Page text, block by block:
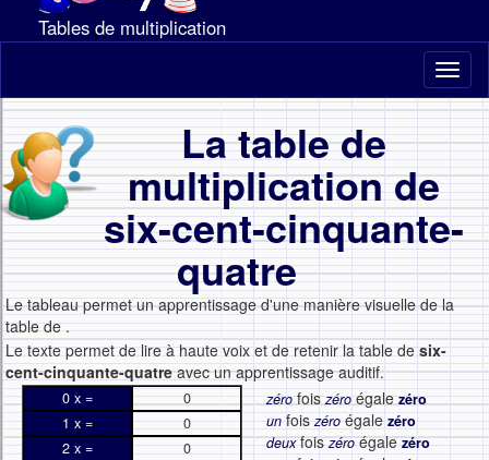
Tables de multiplication
La table de
multiplication de
six-cent-cinquante-
quatre
Le tableau permet un apprentissage d'une manière visuelle de la
table de .
Le texte permet de lire à haute voix et de retenir la table de six-
cent-cinquante-quatreavec un apprentissage auditif.
0 x =
0
1 x =
0
2 x =
0
zérofoiszéroégalezéro
un foiszéro égale zéro
deuxfoiszéroégalezéro